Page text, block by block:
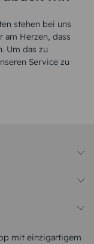
stehen bei uns
am Herzen, dass
Um das zu
Service zu
mit einzigartigem